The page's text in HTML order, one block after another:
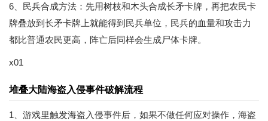
6、民兵合成方法：先用树枝和木头合成长矛卡牌，再把农民卡
牌叠放到长矛卡牌上就能得到民兵单位，民兵的血量和攻击力
都比普通农民更高，阵亡后同样会生成尸体卡牌。
x01
堆叠大陆海盗入侵事件破解流程
1、游戏里触发海盗入侵事件后，如果不做任何应对操作，海盗